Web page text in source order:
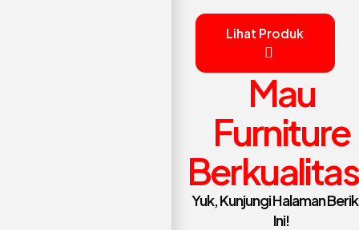
Lihat Produk
Mau
Furniture
Yuk, Kunjungi Halaman
Ini!